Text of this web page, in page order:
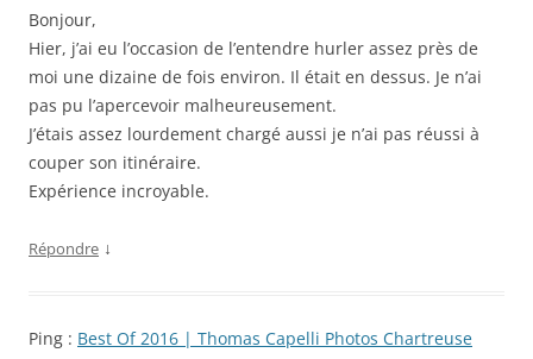
Bonjour,
Hier, j’ai eu l’occasion de l’entendre hurler assez près de
moi une dizaine de fois environ. Il était en dessus. Je n’ai
pas pu l’apercevoir malheureusement.
J’étais assez lourdement chargé aussi je n’ai pas réussi à
couper son itinéraire.
Expérience incroyable.
Répondre ↓
Ping : Best Of 2016 | Thomas Capelli Photos Chartreuse